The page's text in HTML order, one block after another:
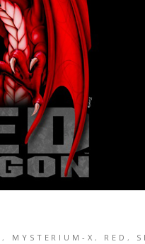
, MYSTERIUM-X , RED ,